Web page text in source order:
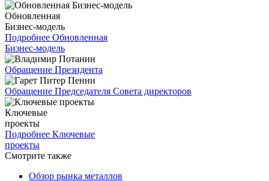
Обновленная
Бизнес-модель
Подробнее Обновленная
Бизнес-модель
Обращение Президента
Обращение Председателя Совета директоров
Ключевые
проекты
Подробнее Ключевые
проекты
Смотрите также
Обзор рынка металлов